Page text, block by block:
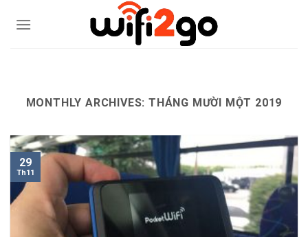
MONTHLY ARCHIVES:THÁNG MƯỜI MỘT 2019
29
Th11